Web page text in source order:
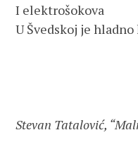
I elektrošokova
U Švedskoj je
Stevan Tatalović,